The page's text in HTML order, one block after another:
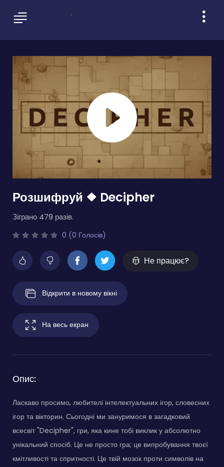
Розшифруй ❖ Decipher
Зіграно 479 разів.
0 (0 Голосів)
Не працює?
Відкрити в новому вікні
На весь екран
Опис:
Ласкаво просимо, любителі інтелектуальних ігор, словесних
ігор та вікторин. Сьогодні ми зануримося в загадковий
всесвіт "Decipher", гри, яка кине тобі виклик у абсолютно
унікальний спосіб. Це не просто гра; це випробування твоєї
кмітливості та спритності. Це твій мозок проти символів на